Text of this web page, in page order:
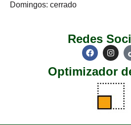
Domingos: cerrado
Redes
Optimizador